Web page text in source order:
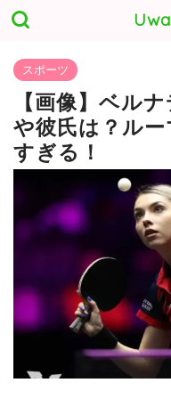
スポーツ
【画像】ベル
や彼氏は？ル
すぎる！